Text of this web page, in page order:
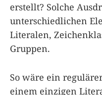
erstellt? Solche
unterschiedlichen
Literalen,
Gruppen.
So wäre ein
einem einzigen